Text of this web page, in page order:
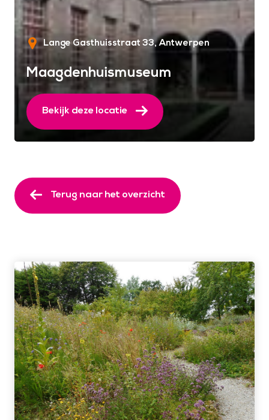
Lange Gasthuisstraat 33 Antwerpen
Maagdenhuismuseum
Bekijk deze locatie
Terug naar het overzicht